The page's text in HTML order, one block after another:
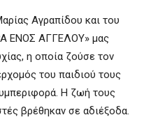
Αγραπίδου και του
ΕΝΟΣ ΑΓΓΕΛΟΥ» μας
η οποία ζούσε τον
του παιδιού τους
Η ζωή τους
βρέθηκαν σε αδιέξοδα.